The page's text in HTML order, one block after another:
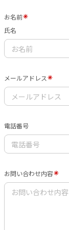
お名前
氏名
メールアドレス
電話番号
お問い合わせ内容